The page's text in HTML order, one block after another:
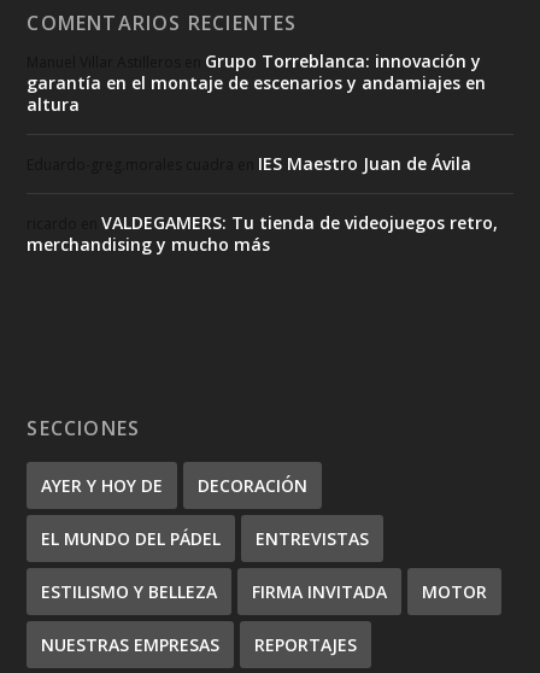
COMENTARIOS RECIENTES
Grupo Torreblanca: innovación y
garantía en el montaje de escenarios y andamiajes en
altura
IES Maestro Juan de Ávila
enVALDEGAMERS: Tu tienda de videojuegos retro,
merchandising y mucho más
SECCIONES
AYER Y HOY DE DECORACIÓN
EL MUNDO DEL PÁDEL ENTREVISTAS
ESTILISMO Y BELLEZA FIRMA INVITADA MOTOR
NUESTRAS EMPRESAS REPORTAJES